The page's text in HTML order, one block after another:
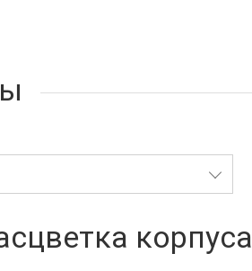
корпуса